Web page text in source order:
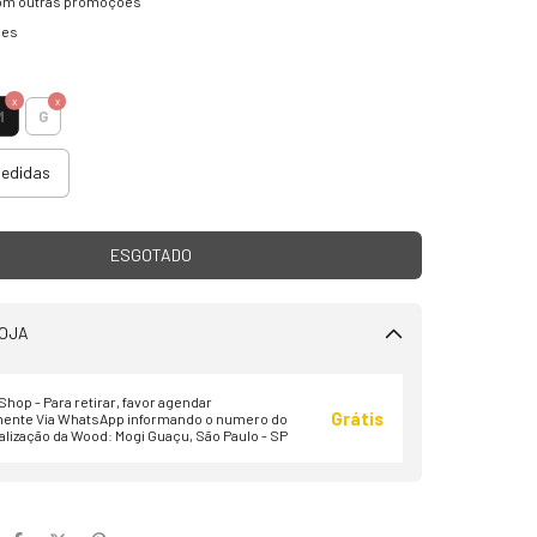
G
- Para retirar, favor agendar
Via WhatsApp informando o numero do
da Wood: Mogi Guaçu, São Paulo - SP
Grátis